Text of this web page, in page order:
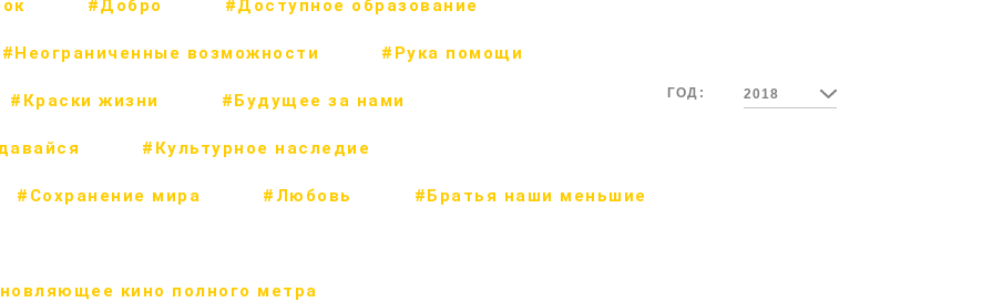
#Добро #Доступное образование
#Неограниченные возможности #Рука помощи
#Краски жизни #Будущее за нами
#Культурное наследие
#Сохранение мира #Любовь #Братья наши меньшие
ГОД: 2018
кино полного метра